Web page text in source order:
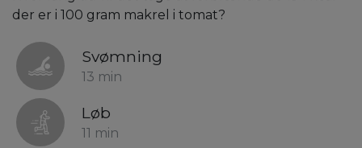
der er i 100 gram makrel i tomat?
Svømning
13 min
Løb
11 min